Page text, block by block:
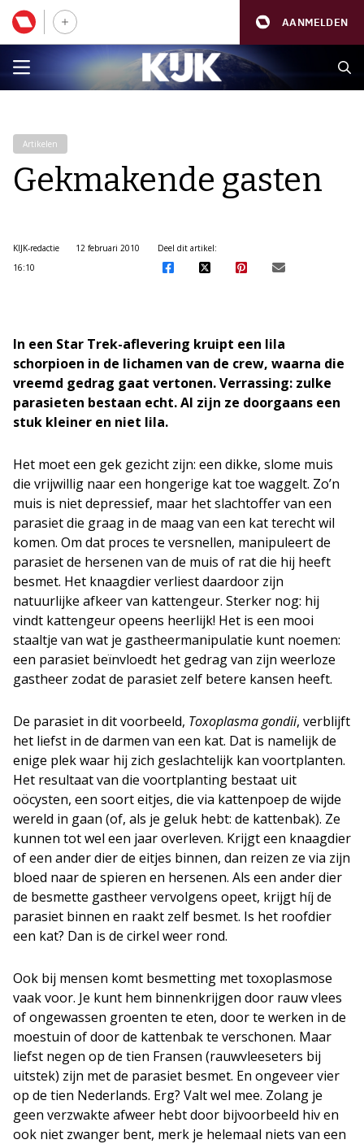
AANMELDEN
Artikelen
Gekmakende gasten
KIJK-redactie
12 februari 2010
16:10
Deel dit artikel:
In een Star Trek-aflevering kruipt een lila
schorpioen in de lichamen van de crew, waarna die
vreemd gedrag gaat vertonen. Verrassing: zulke
parasieten bestaan echt. Al zijn ze doorgaans een
stuk kleiner en niet lila.
Het moet een gek gezicht zijn: een dikke, slome muis
die vrijwillig naar een hongerige kat toe waggelt. Zo’n
muis is niet depressief, maar het slachtoffer van een
parasiet die graag in de maag van een kat terecht wil
komen. Om dat proces te versnellen, manipuleert de
parasiet de hersenen van de muis of rat die hij heeft
besmet. Het knaagdier verliest daardoor zijn
natuurlijke afkeer van kattengeur. Sterker nog: hij
vindt kattengeur opeens heerlijk! Het is een mooi
staaltje van wat je gastheermanipulatie kunt noemen:
een parasiet beïnvloedt het gedrag van zijn weerloze
gastheer zodat de parasiet zelf betere kansen heeft.
De parasiet in dit voorbeeld, Toxoplasma gondii, verblijft
het liefst in de darmen van een kat. Dat is namelijk de
enige plek waar hij zich geslachtelijk kan voortplanten.
Het resultaat van die voortplanting bestaat uit
oöcysten, een soort eitjes, die via kattenpoep de wijde
wereld in gaan (of, als je geluk hebt: de kattenbak). Ze
kunnen tot wel een jaar overleven. Krijgt een knaagdier
of een ander dier de eitjes binnen, dan reizen ze via zijn
bloed naar de spieren en hersenen. Als een ander dier
de besmette gastheer vervolgens opeet, krijgt híj de
parasiet binnen en raakt zelf besmet. Is het roofdier
een kat? Dan is de cirkel weer rond.
Ook bij mensen komt besmetting met toxoplasmose
vaak voor. Je kunt hem binnenkrijgen door rauw vlees
of ongewassen groenten te eten, door te werken in de
moestuin of door de kattenbak te verschonen. Maar
liefst negen op de tien Fransen (rauwvleeseters bij
uitstek) zijn met de parasiet besmet. En ongeveer vier
op de tien Nederlands. Erg? Valt wel mee. Zolang je
geen verzwakte afweer hebt door bijvoorbeeld hiv en
ook niet zwanger bent, merk je helemaal niets van een